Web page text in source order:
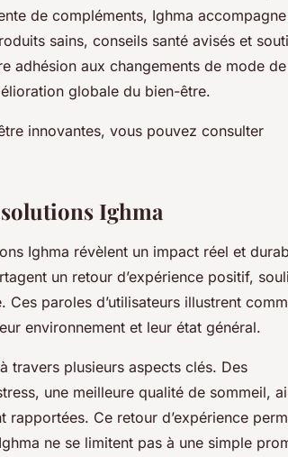
de compléments, Ighma
sains, conseils santé avisés et
adhésion aux changements de mode
globale du bien-être.
innovantes, vous pouvez consulter
Ighma
Ighma révèlent un impact réel et
un retour d’expérience positif,
paroles d’utilisateurs illustrent
environnement et leur état général.
travers plusieurs aspects clés. Des
une meilleure qualité de sommeil,
rapportées. Ce retour d’expérience
ne se limitent pas à une simple